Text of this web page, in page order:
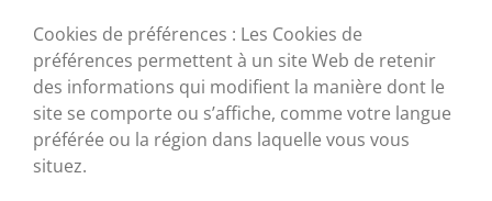
Cookies de préférences : Les Cookies de
préférences permettent à un site Web de retenir
des informations qui modifient la manière dont le
site se comporte ou s’affiche, comme votre langue
préférée ou la région dans laquelle vous vous
situez.